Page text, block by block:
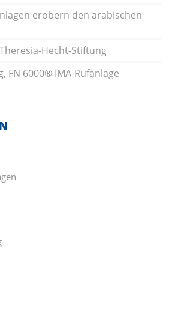
erobern den arabischen
Hecht-Stiftung
FN 6000® IMA-Rufanlage